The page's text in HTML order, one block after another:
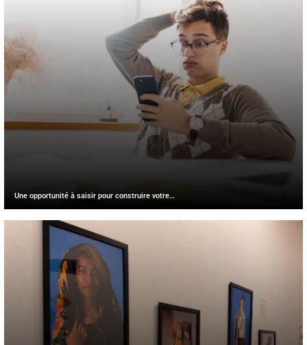
Une opportunité à saisir pour construire votre…